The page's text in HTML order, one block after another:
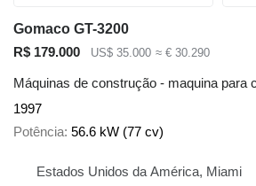
Gomaco GT-3200
R$ 179.000
US$ 35.000 ≈ € 30.290
Máquinas de construção - maquina para
1997
Potência 56.6 kW (77 cv)
Estados Unidos da América, Miami